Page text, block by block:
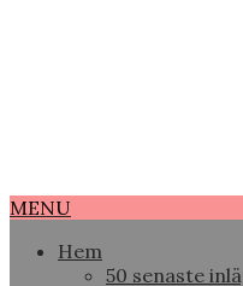
MENU
Hem
50 senaste